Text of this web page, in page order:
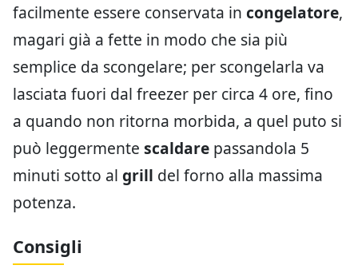
facilmente essere conservata in congelatore,
magari già a fette in modo che sia più
semplice da scongelare; per scongelarla va
lasciata fuori dal freezer per circa 4 ore, fino
a quando non ritorna morbida, a quel puto si
può leggermente scaldare passandola 5
minuti sotto al grill del forno alla massima
potenza.
Consigli